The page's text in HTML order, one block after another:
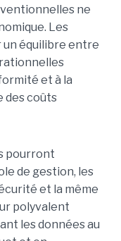
ne
Les
équilibre entre
et à la
des coûts
pourront
de gestion, les
et la même
polyvalent
les données au